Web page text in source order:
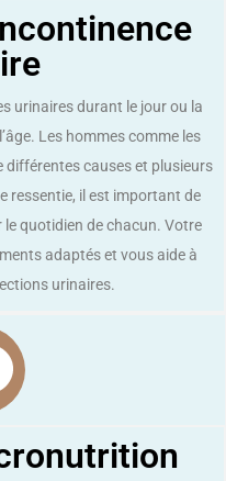
urinaires durant le jour ou la
Les hommes comme les
causes et plusieurs
ressentie, il est important de
le quotidien de chacun. Votre
adaptés et vous aide à
urinaires.